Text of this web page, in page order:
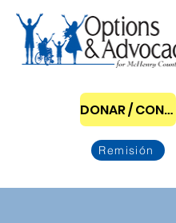
DONAR / CONVERTIRSE EN PATROCINADOR
Remisión